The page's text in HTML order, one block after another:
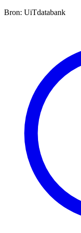
Bron: UiTdatabank